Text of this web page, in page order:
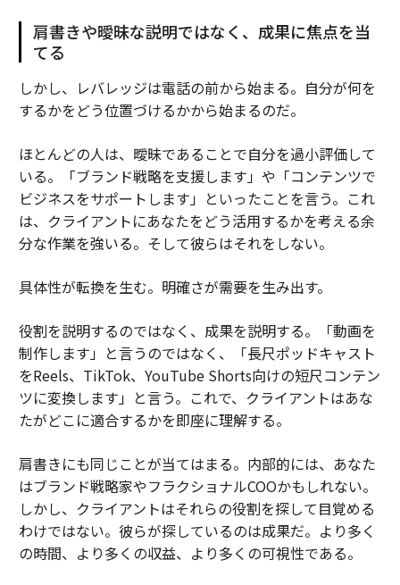
肩書きや曖昧な説明ではなく、成果に焦点を当
てる
しかし、レバレッジは電話の前から始まる。自分が何を
するかをどう位置づけるかから始まるのだ。
ほとんどの人は、曖昧であることで自分を過小評価して
いる。「ブランド戦略を支援します」や「コンテンツで
ビジネスをサポートします」といったことを言う。これ
は、クライアントにあなたをどう活用するかを考える余
分な作業を強いる。そして彼らはそれをしない。
具体性が転換を生む。明確さが需要を生み出す。
役割を説明するのではなく、成果を説明する。「動画を
制作します」と言うのではなく、「長尺ポッドキャスト
をReels、TikTok、YouTube Shorts向けの短尺コンテン
ツに変換します」と言う。これで、クライアントはあな
たがどこに適合するかを即座に理解する。
肩書きにも同じことが当てはまる。内部的には、あなた
はブランド戦略家やフラクショナルCOOかもしれない。
しかし、クライアントはそれらの役割を探して目覚める
わけではない。彼らが探しているのは成果だ。より多く
の時間、より多くの収益、より多くの可視性である。